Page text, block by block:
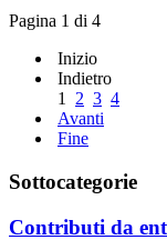
Pagina 1 di 4
Inizio
Indietro
1 2 3 4
Avanti
Fine
Sottocategorie
Contributi da